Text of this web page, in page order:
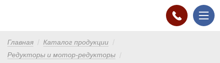
Главная
Каталог продукции
Редукторы и мотор-редукторы